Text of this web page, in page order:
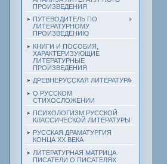
ПРОИЗВЕДЕНИЯ
ПУТЕВОДИТЕЛЬ ПО
ЛИТЕРАТУРНОМУ
ПРОИЗВЕДЕНИЮ
КНИГИ И ПОСОБИЯ,
ХАРАКТЕРИЗУЮЩИЕ
ЛИТЕРАТУРНЫЕ
ПРОИЗВЕДЕНИЯ
ДРЕВНЕРУССКАЯ ЛИТЕРАТУРА
О РУССКОМ
СТИХОСЛОЖЕНИИ
ПСИХОЛОГИЗМ РУССКОЙ
КЛАССИЧЕСКОЙ ЛИТЕРАТУРЫ
РУССКАЯ ДРАМАТУРГИЯ
КОНЦА ХХ ВЕКА
ЛИТЕРАТУРНАЯ МАТРИЦА.
ПИСАТЕЛИ О ПИСАТЕЛЯХ